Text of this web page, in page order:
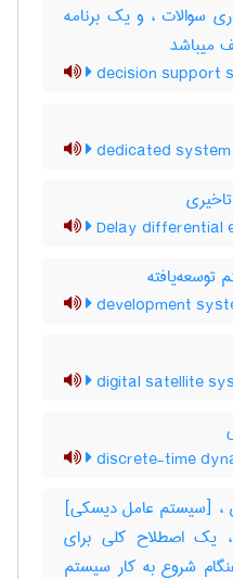
سوالات ، و یک برنامه
میباشد
decision support
dedicated system
Delay differential
توسعه‌یافته
development
digital satellite
discrete-time
[سیستم عامل دیسکی]
با حروف اختصاری ‎ DOS ، یک اصطلاح کلی برای
شروع به کار سیستم